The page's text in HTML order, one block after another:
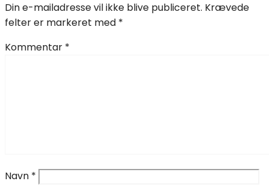
Din e-mailadresse vil ikke blive publiceret. Krævede
felter er markeret med *
Kommentar *
Navn *